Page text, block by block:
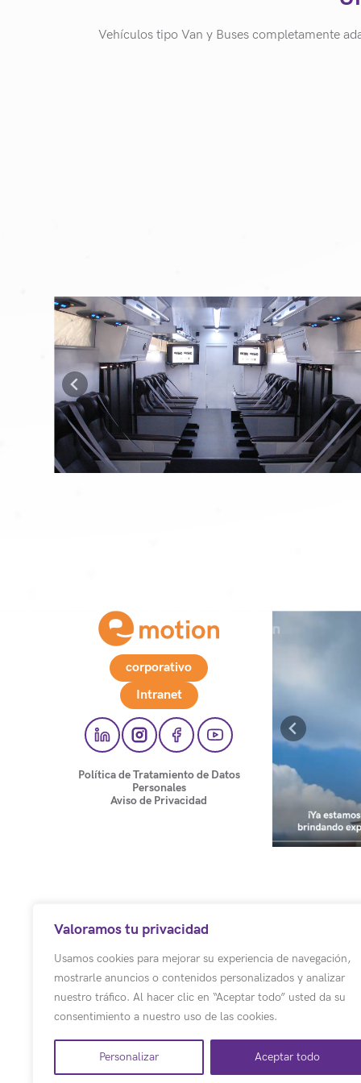
Valoramos tu privacidad
Usamos cookies para mejorar su experiencia de navegación,
mostrarle anuncios o contenidos personalizados y analizar
nuestro tráfico. Al hacer clic en “Aceptar todo” usted da su
consentimiento a nuestro uso de las cookies.
Personalizar Aceptar todo
Vehículos tipo Van y Buses completamente
corporativo
Intranet
Política de Tratamiento de Datos
Personales
Aviso de Privacidad